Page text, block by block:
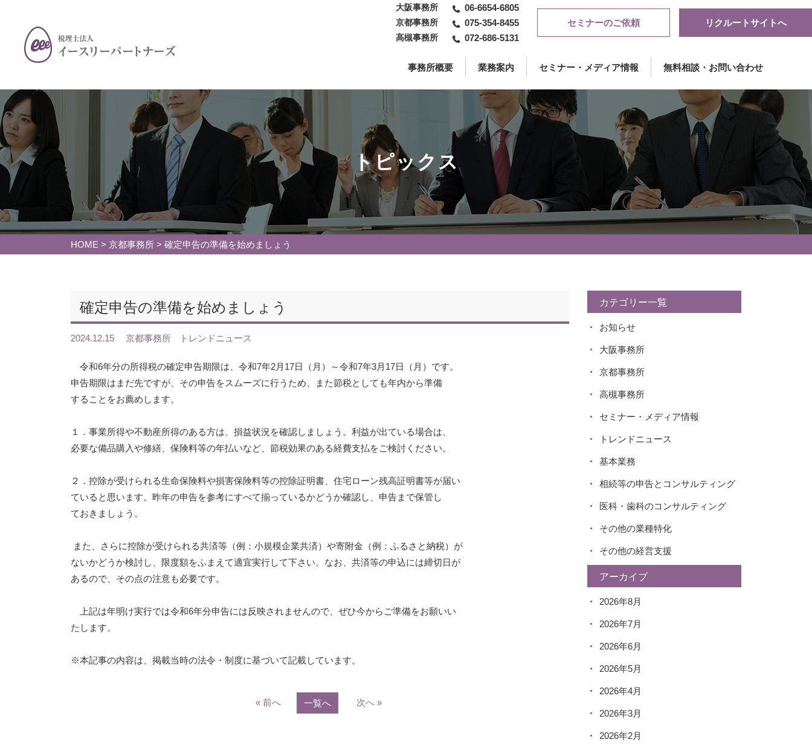
大阪事務所 06-6654-6805
京都事務所 075-354-8455
高槻事務所 072-686-5131
セミナーのご依頼 リクルートサイトへ
事務所概要 業務案内 セミナー・メディア情報 無料相談・お問い合わせ
トピックス
HOME > 京都事務所 > 確定申告の準備を始めましょう
確定申告の準備を始めましょう
2024.12.15 京都事務所 トレンドニュース
令和6年分の所得税の確定申告期限は、令和7年2月17日（月）～令和7年3月17日（月）です。
申告期限はまだ先ですが、その申告をスムーズに行うため、また節税としても年内から準備
することをお薦めします。
１．事業所得や不動産所得のある方は、損益状況を確認しましょう。利益が出ている場合は、
必要な備品購入や修繕、保険料等の年払いなど、節税効果のある経費支払をご検討ください。
２．控除が受けられる生命保険料や損害保険料等の控除証明書、住宅ローン残高証明書等が届い
ていると思います。昨年の申告を参考にすべて揃っているかどうか確認し、申告まで保管し
ておきましょう。
また、さらに控除が受けられる共済等（例：小規模企業共済）や寄附金（例：ふるさと納税）が
ないかどうか検討し、限度額をふまえて適宜実行して下さい。なお、共済等の申込には締切日が
あるので、その点の注意も必要です。
上記は年明け実行では令和6年分申告には反映されませんので、ぜひ今からご準備をお願いい
たします。
※本記事の内容は、掲載当時の法令・制度に基づいて記載しています。
« 前へ 一覧へ 次へ »
カテゴリー一覧
お知らせ
大阪事務所
京都事務所
高槻事務所
セミナー・メディア情報
トレンドニュース
基本業務
相続等の申告とコンサルティング
医科・歯科のコンサルティング
その他の業種特化
その他の経営支援
アーカイブ
2026年8月
2026年7月
2026年6月
2026年5月
2026年4月
2026年3月
2026年2月